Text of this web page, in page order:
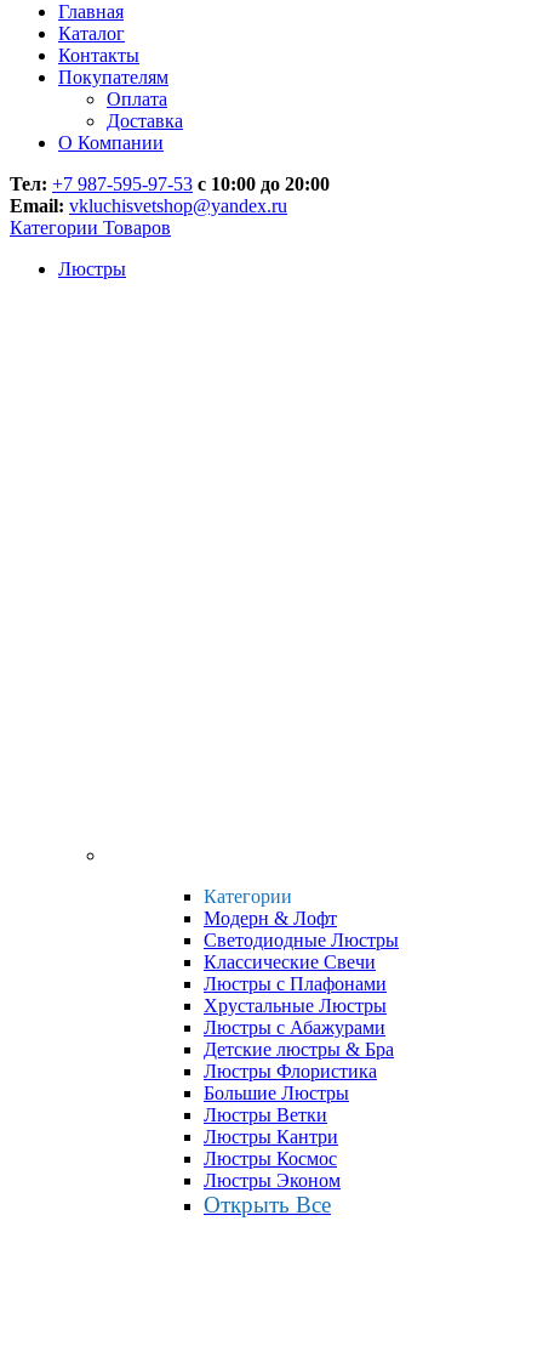
Главная
Каталог
Контакты
Покупателям
Оплата
Доставка
О Компании
Тел: +7 987-595-97-53 с 10:00 до 20:00
Email: vkluchisvetshop@yandex.ru
Категории Товаров
Люстры
Категории
Модерн & Лофт
Светодиодные Люстры
Классические Свечи
Люстры с Плафонами
Хрустальные Люстры
Люстры с Абажурами
Детские люстры & Бра
Люстры Флористика
Большие Люстры
Люстры Ветки
Люстры Кантри
Люстры Космос
Люстры Эконом
Открыть Все